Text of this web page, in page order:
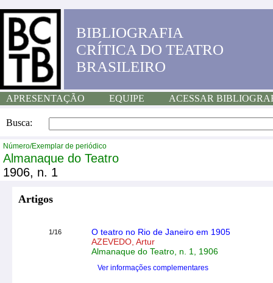
BIBLIOGRAFIA
CRÍTICA DO TEATRO
BRASILEIRO
APRESENTAÇÃO EQUIPE ACESSAR
Busca:
Número/Exemplar de periódico
Almanaque do Teatro
1906, n. 1
Artigos
1/16
O teatro no Rio de Janeiro em 1905
AZEVEDO, Artur
Almanaque do Teatro, n. 1, 1906
Ver informações complementares